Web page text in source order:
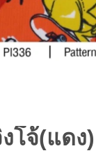
โจ้(แดง)